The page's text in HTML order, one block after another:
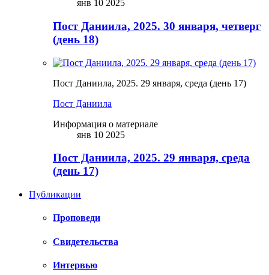
янв 10 2025
Пост Даниила, 2025. 30 января, четверг
(день 18)
Пост Даниила, 2025. 29 января, среда (день 17)
Пост Даниила
Информация о материале
янв 10 2025
Пост Даниила, 2025. 29 января, среда
(день 17)
Публикации
Проповеди
Свидетельства
Интервью